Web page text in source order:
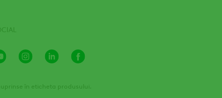
Youtube
Channel
InstagramLinkedInFacebook
în eticheta produsului.